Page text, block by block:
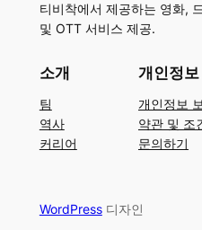
티비착에서 제공하는 영화,
및 OTT 서비스 제공.
소개
팀
역사
커리어
개인정
개인정보
약관 및 조
문의하기
WordPress디자인